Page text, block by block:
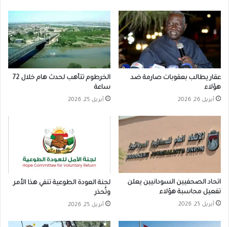
عقار يطالب بعقوبات صارمة ضد
هؤلاء
أبريل 26, 2026
الخرطوم تتأهب لحدث هام خلال 72
ساعة
أبريل 25, 2026
اتحاد الصحفيين السودانيين يعلن
تفعيل محاسبة هؤلاء
أبريل 25, 2026
لجنة العودة الطوعية تنفي هذا الأمر
وتُحذر
أبريل 25, 2026